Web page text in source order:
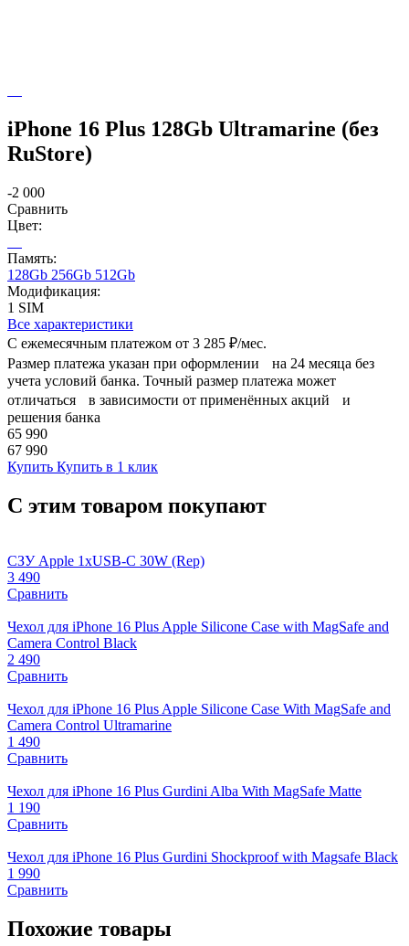
iPhone 16 Plus 128Gb Ultramarine (без
RuStore)
-2 000
Сравнить
Цвет:
Память:
128Gb 256Gb 512Gb
Модификация:
1 SIM
Все характеристики
С ежемесячным платежом от 3 285 ₽/мес.
Размер платежа указан при оформлении на 24 месяца без
учета условий банка. Точный размер платежа может
отличаться в зависимости от применённых акций и
решения банка
65 990
67 990
Купить Купить в 1 клик
С этим товаром покупают
СЗУ Apple 1xUSB-C 30W (Rep)
3 490
Сравнить
Чехол для iPhone 16 Plus Apple Silicone Case with MagSafe and
Camera Control Black
2 490
Сравнить
Чехол для iPhone 16 Plus Apple Silicone Case With MagSafe and
Camera Control Ultramarine
1 490
Сравнить
Чехол для iPhone 16 Plus Gurdini Alba With MagSafe Matte
1 190
Сравнить
Чехол для iPhone 16 Plus Gurdini Shockproof with Magsafe Black
1 990
Сравнить
Похожие товары